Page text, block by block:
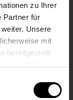
zu Ihrer
Partner für
Unsere
mit
bereitgestellt